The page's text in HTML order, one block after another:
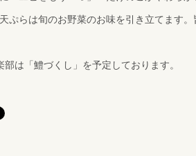
ぷらは旬のお野菜のお味を引き立てます。
部は「鱧づくし」を予定しております。